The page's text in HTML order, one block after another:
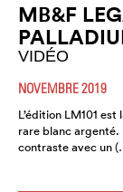
MB&F
VIDÉO
NOVEMBRE 2019
L’édition LM101
rare blanc
contraste avec un